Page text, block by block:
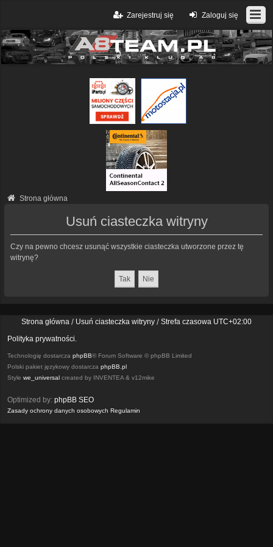
Zaloguj się
Zarejestruj się
Strona główna
Usuń ciasteczka witryny
Czy na pewno chcesz usunąć wszystkie ciasteczka utworzone przez tę
witrynę?
Strona główna Usuń ciasteczka witryny Strefa czasowa UTC+02:00
Polityka prywatności.
Technologię dostarcza phpBB® Forum Software © phpBB Limited
Polski pakiet językowy dostarcza phpBB.pl
Style we_universal created by INVENTEA & v12mike
Optimized by: phpBB SEO
Zasady ochrony danych osobowych Regulamin